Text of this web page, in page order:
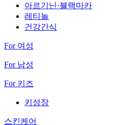
아르기닌·블랙마카
레티놀
건강간식
For 여성
For 남성
For 키즈
키성장
스킨케어